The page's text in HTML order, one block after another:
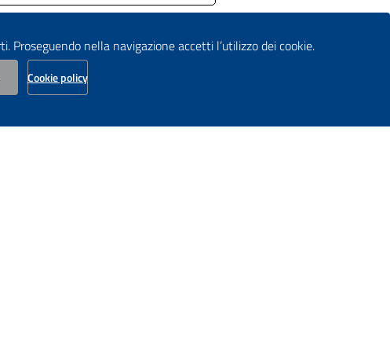
nella navigazione accetti l’utilizzo dei cookie.
Cookie policy